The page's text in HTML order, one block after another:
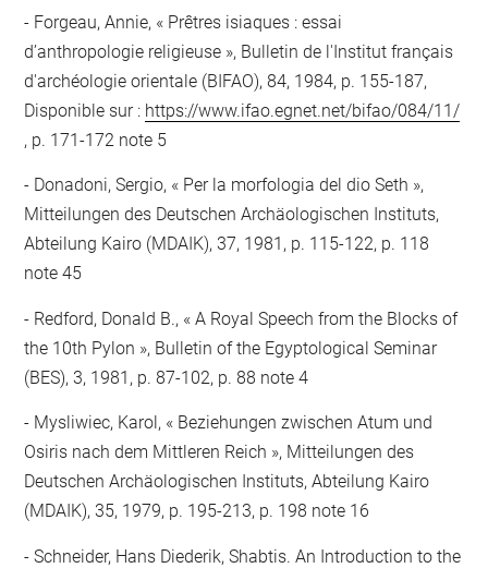
Forgeau, Annie, « Prêtres isiaques : essai
d’anthropologie religieuse », Bulletin de l'Institut français
d'archéologie orientale (BIFAO), 84, 1984, p. 155-187,
Disponible sur : https://www.ifao.egnet.net/bifao/084/11/
, p. 171-172 note 5
Donadoni, Sergio, « Per la morfologia del dio Seth »,
Mitteilungen des Deutschen Archäologischen Instituts,
Abteilung Kairo (MDAIK), 37, 1981, p. 115-122, p. 118
note 45
Redford, Donald B., « A Royal Speech from the Blocks of
the 10th Pylon », Bulletin of the Egyptological Seminar
(BES), 3, 1981, p. 87-102, p. 88 note 4
Mysliwiec, Karol, « Beziehungen zwischen Atum und
Osiris nach dem Mittleren Reich », Mitteilungen des
Deutschen Archäologischen Instituts, Abteilung Kairo
(MDAIK), 35, 1979, p. 195-213, p. 198 note 16
Schneider, Hans Diederik, Shabtis. An Introduction to the